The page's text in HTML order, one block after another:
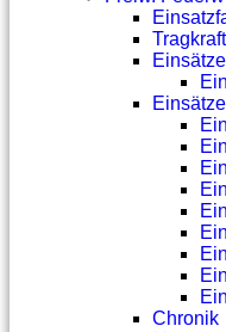
Einsätze
Chronik